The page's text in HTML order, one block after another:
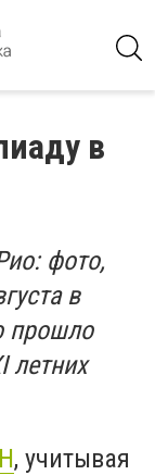
в
фото,
в
прошло
летних
, учитывая